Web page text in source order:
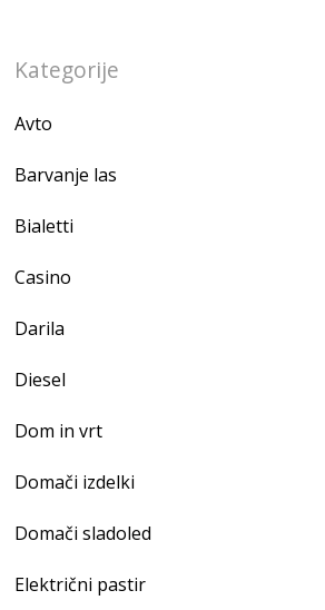
Kategorije
Avto
Barvanje las
Bialetti
Casino
Darila
Diesel
Dom in vrt
Domači izdelki
Domači sladoled
Električni pastir